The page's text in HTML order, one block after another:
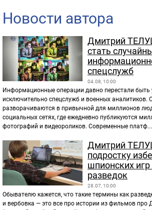
Новости автора
Дмитрий
стать
спецслужб
04.08, 10:00
Информационные операции давно перестали быть
исключительно спецслужб и военных аналитиков.
разворачиваются в привычной для миллионов
социальных сетях, где ежедневно публикуются
фотографий и видеороликов. Современные платф...
Дмитрий
подростку
шпионских
разведок
28.07, 10:00
Обывателю кажется, что такие термины как
и вербовка — это все про истории из фильмов про